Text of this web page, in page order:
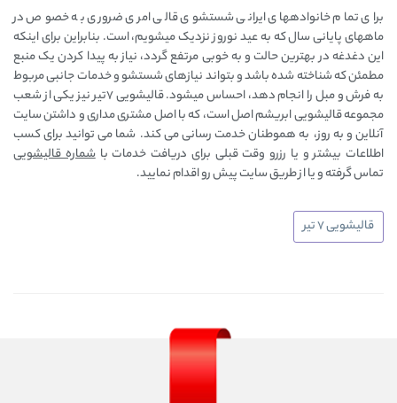
برای تمام خانوادههای ایرانی شستشوی قالی امری ضروری به خصوص در
ماههای پایانی سال که به عید نوروز نزدیک میشویم، است. بنابراین برای اینکه
این دغدغه در بهترین حالت و به خوبی مرتفع گردد، نیاز به پیدا کردن یک منبع
مطمئن که شناخته شده باشد و بتواند نیازهای شستشو و خدمات جانبی مربوط
به فرش و مبل را انجام دهد، احساس میشود. قالیشویی 7تیر نیز یکی از شعب
مجموعه قالیشویی ابریشم اصل است، که با اصل مشتری مداری و داشتن سایت
آنلاین و به روز، به هموطنان خدمت رسانی می کند. شما می توانید برای کسب
اطلاعات بیشتر و یا رزرو وقت قبلی برای دریافت خدمات باشماره قالیشویی
تماس گرفته و یا از طریق سایت پیش رو اقدام نمایید.
قالیشویی 7 تیر